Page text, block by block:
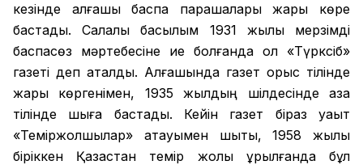
кезінде алғашқы баспа парақшалары жарық көре
бастады. Салалық басылым 1931 жылы мерзімді
баспасөз мәртебесіне ие болғанда ол «Түрксіб»
газеті деп аталды. Алғашында газет орыс тілінде
жарық көргенімен, 1935 жылдың шілдесінде қазақ
тілінде шыға бастады. Кейін газет біраз уақыт
«Теміржолшылар» атауымен шықты, 1958 жылы
біріккен Қазақстан темір жолы құрылғанда бұл